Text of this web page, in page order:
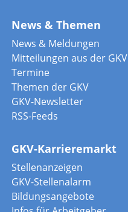
News & Themen
News & Meldungen
Mitteilungen aus der GKV
Termine
Themen der GKV
GKV-Newsletter
RSS-Feeds
GKV-Karrieremarkt
Stellenanzeigen
GKV-Stellenalarm
Bildungsangebote